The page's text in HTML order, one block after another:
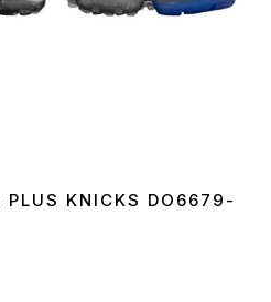
PLUS KNICKS DO6679-